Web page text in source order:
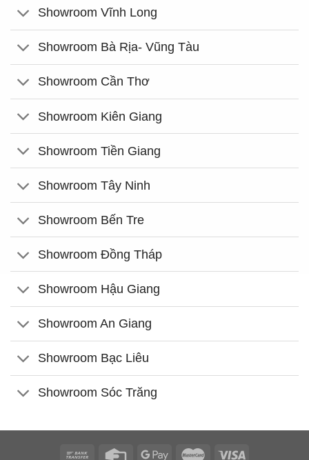
Showroom Vĩnh Long
Showroom Bà Rịa- Vũng Tàu
Showroom Cần Thơ
Showroom Kiên Giang
Showroom Tiền Giang
Showroom Tây Ninh
Showroom Bến Tre
Showroom Đồng Tháp
Showroom Hậu Giang
Showroom An Giang
Showroom Bạc Liêu
Showroom Sóc Trăng